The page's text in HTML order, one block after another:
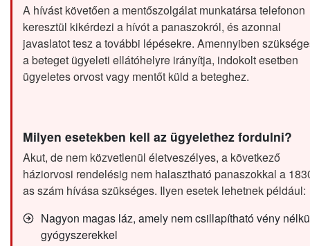
A hívást követően a mentőszolgálat munkatársa telefonon
keresztül kikérdezi a hívót a panaszokról, és azonnal
javaslatot tesz a további lépésekre. Amennyiben
a beteget ügyeleti ellátóhelyre irányítja, indokolt esetben
ügyeletes orvost vagy mentőt küld a beteghez.
Milyen esetekben kell az ügyelethez fordulni?
Akut, de nem közvetlenül életveszélyes, a következő
háziorvosi rendelésig nem halasztható panaszokkal a
as szám hívása szükséges. Ilyen esetek lehetnek például:
Nagyon magas láz, amely nem csillapítható vény
gyógyszerekkel